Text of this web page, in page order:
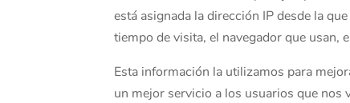
está asignada la dirección IP desde la
tiempo de visita, el navegador que usan,
Esta información la utilizamos para
un mejor servicio a los usuarios que nos